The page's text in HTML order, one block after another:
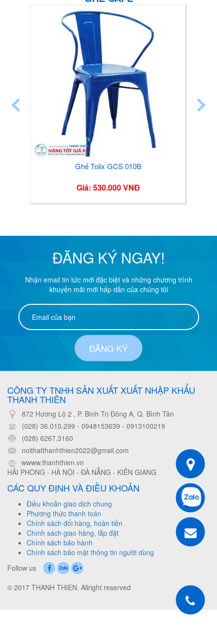
Ghế Tolix GCS 010B
Giá: 530.000 VNĐ
ĐĂNG KÝ NGAY!
Nhận email tin tức mới đặc biệt và những chương trình
khuyến mãi mới hấp dẫn của chúng tôi
ĐĂNG KÝ
CÔNG TY TNHH SẢN XUẤT XUẤT NHẬP KHẨU
THANH THIÊN
872 Hương Lộ 2 , P. Bình Trị Đông A, Q. Bình Tân
(028) 36.010.299 - 0948153639 - 0913100219
(028) 6267.3160
noithatthanhthien2022@gmail.com
wwww.thanhthien.vn
HẢI PHÒNG - HÀ NỘI - ĐÀ NẴNG - KIÊN GIANG
CÁC QUY ĐỊNH VÀ ĐIỀU KHOẢN
Điều khoản giao dịch chung
Phương thức thanh toán
Chính sách đổi hàng, hoàn tiền
Chính sách giao hàng, lắp đặt
Chính sách bảo hành
Chính sách bảo mật thông tin người dùng
Follow us
© 2017 THANH THIEN. Allright reserved